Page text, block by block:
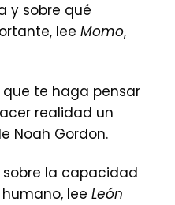
y sobre qué
lee Momo,
te haga pensar
realidad un
Noah Gordon.
la capacidad
lee León